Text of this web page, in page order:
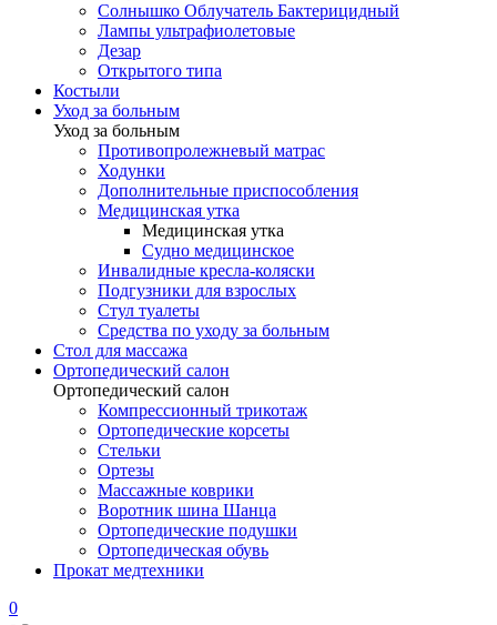
Солнышко Облучатель Бактерицидный
Лампы ультрафиолетовые
Дезар
Открытого типа
Костыли
Уход за больным
Уход за больным
Противопролежневый матрас
Ходунки
Дополнительные приспособления
Медицинская утка
Медицинская утка
Судно медицинское
Инвалидные кресла-коляски
Подгузники для взрослых
Стул туалеты
Средства по уходу за больным
Cтол для массажа
Ортопедический салон
Ортопедический салон
Компрессионный трикотаж
Ортопедические корсеты
Стельки
Ортезы
Массажные коврики
Воротник шина Шанца
Ортопедические подушки
Ортопедическая обувь
Прокат медтехники
0